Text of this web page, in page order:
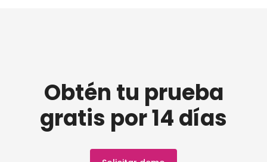
Obtén tu prueba
gratis por 14 días